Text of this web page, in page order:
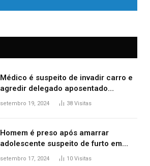
Médico é suspeito de invadir carro e
agredir delegado aposentado
durante confusão no trânsito
setembro 19, 2024 38 Visitas
Homem é preso após amarrar
adolescente suspeito de furto em
estaca de cerca e agredi-lo
setembro 17, 2024 10 Visitas